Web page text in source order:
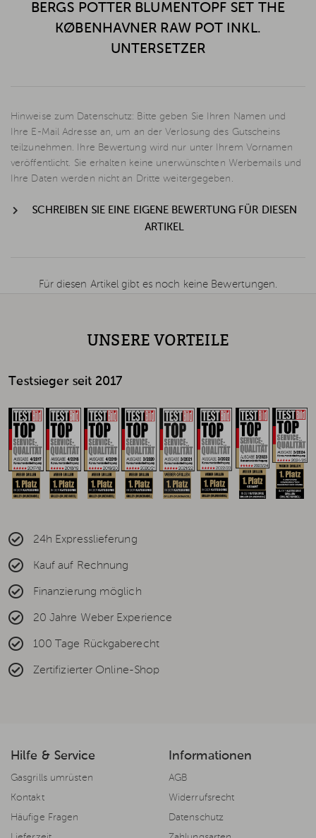
BERGS POTTER BLUMENTOPF SET THE
KØBENHAVNER RAW POT INKL.
UNTERSETZER
Hinweise zum Datenschutz: Bitte geben Sie Ihren Namen und
Ihre E-Mail Adresse an, um an der Verlosung des Gutscheins
teilzunehmen. Ihre Bewertung wird nur unter Ihrem Vornamen
veröffentlicht. Sie erhalten keine unerwünschten Werbemails und
Ihre Daten werden nicht an Dritte weitergegeben.
SCHREIBEN SIE EINE EIGENE BEWERTUNG FÜR DIESEN
ARTIKEL
Für diesen Artikel gibt es noch keine Bewertungen.
UNSERE VORTEILE
Testsieger seit 2017
24h Expresslieferung
Kauf auf Rechnung
Finanzierung möglich
20 Jahre Weber Experience
100 Tage Rückgaberecht
Zertifizierter Online-Shop
Hilfe & Service
Gasgrills umrüsten
Kontakt
Häufige Fragen
Informationen
AGB
Widerrufsrecht
Datenschutz